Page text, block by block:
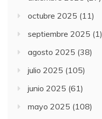
octubre 2025 (11)
septiembre 2025 (1)
agosto 2025 (38)
julio 2025 (105)
junio 2025 (61)
mayo 2025 (108)